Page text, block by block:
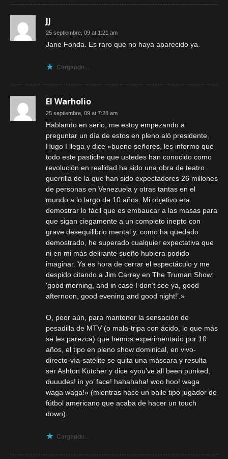
JJ
25 septiembre, 09 at 1:21 am
Jane Fonda. Es raro que no haya aparecido ya.
Cargando...
El Warholio
25 septiembre, 09 at 7:28 am
Hablando en serio, me estoy empezando a
preguntar un día de estos en pleno aló presidente,
Hugo I llega y dice «bueno señores, les informo que
todo este pastiche que ustedes han conocido como
revolución en realidad ha sido una obra de teatro
guerrilla de la que han sido expectadores 26 millones
de personas en Venezuela y otras tantas en el
mundo a lo largo de 10 años. Mi objetivo era
demostrar lo fácil que es embaucar a las masas para
que sigan ciegamente a un completo inepto con
grave desequilibrio mental y, como ha quedado
demostrado, he superado cualquier expectativa que
ni en mi más delirante sueño hubiera podido
imaginar. Ya es hora de cerrar el espectáculo y me
despido citando a Jim Carrey en The Truman Show:
‘good morning, and in case I don’t see ya, good
afternoon, good evening and good night!’.»
O, peor aún, para mantener la sensación de
pesadilla de MTV (o mala-tripa con ácido, lo que más
se les parezca) que hemos experimentado por 10
años, el tipo en pleno show dominical, en vivo-
directo-vía-satélite se quita una máscara y resulta
ser Ashton Kutcher y dice «you’ve all been punked,
duuudes! in yo’ face! hahahaha! woo hoo! waga
waga waga!» (mientras hace un baile tipo jugador de
fútbol americano que acaba de hacer un touch
down).
Cargando...